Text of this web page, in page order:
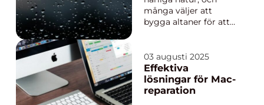
många väljer att
bygga altaner för att
runt. En viktig, men
ofta underskattad,
aspekt av en altan är
dörren som förbi...
03 augusti 2025
Effektiva
lösningar för Mac-
reparation